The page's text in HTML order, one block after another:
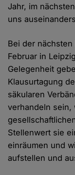
Jahr, im
uns
Bei der nächsten
Februar in
Gelegenheit
Klausurtagung
säkularen
verhandeln sein,
Stellenwert sie
einräumen und
aufstellen und